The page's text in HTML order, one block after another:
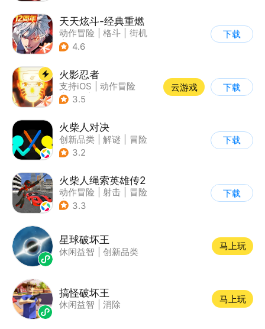
天天炫斗-经典重燃
动作冒险 格斗
街机
| 动漫
4.6
下载
火影忍者
支持iOS
动作冒险
| 格斗
3.5
云游戏 下载
火柴人对决
创新品类 解谜
冒险
| 挑战破纪录
3.2
下载
火柴人绳索英雄传2
动作冒险 射击
冒险
| 开放世界
3.3
下载
星球破坏王
休闲益智 创新品类
马上玩
搞怪破坏王
休闲益智 消除
马上玩